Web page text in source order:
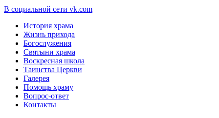
В социальной сети vk.com
История храма
Жизнь прихода
Богослужения
Святыни храма
Воскресная школа
Таинства Церкви
Галерея
Помощь храму
Вопрос-ответ
Контакты